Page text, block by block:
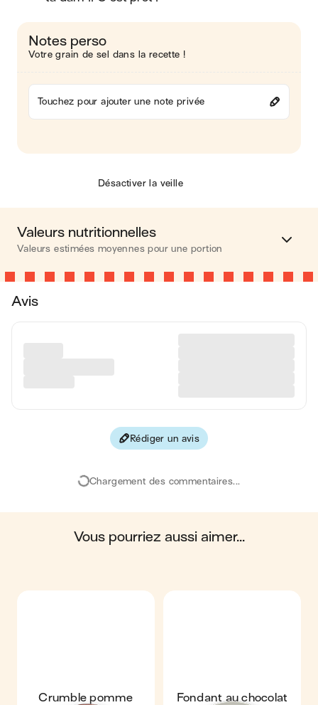
Notes perso
Votre grain de sel dans la recette !
Touchez pour ajouter une note privée
Désactiver la veille
Valeurs nutritionnelles
Valeurs estimées moyennes pour une portion
Calories 540 kcal
Les valeurs sont basées sur une estimation moyenne pour
préoccupations ou des questions concernant votre santé,
en moyenne, une portion de la recette "Tarte tatin maison"
glucides ; 4 g de protéines ; 2 g de fibres.
Avis
Rédiger un avis
Chargement des commentaires...
vous pourriez aussi aimer...
Crumble pomme
Fondant au chocolat